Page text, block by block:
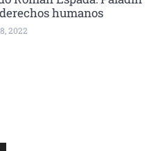
humanos
2022